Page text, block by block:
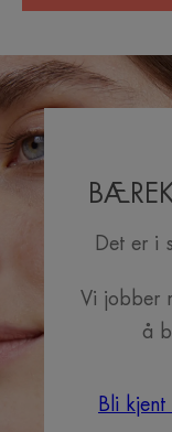
Det er i
Vi jobber
å
Bli